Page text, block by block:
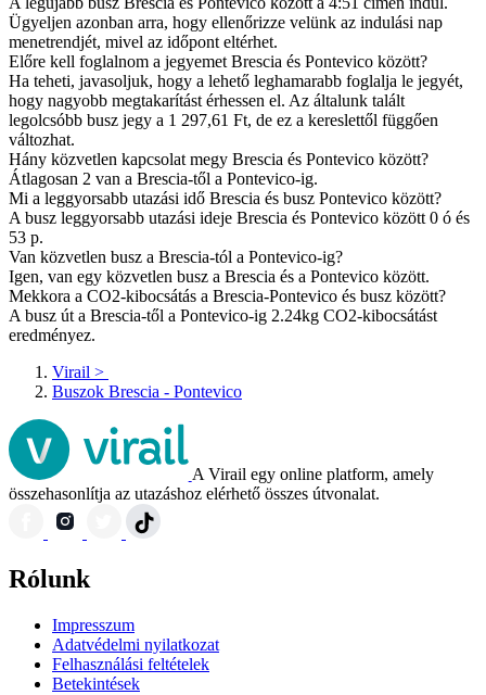
Ügyeljen azonban arra, hogy ellenőrizze velünk az indulási nap
menetrendjét, mivel az időpont eltérhet.
Előre kell foglalnom a jegyemet Brescia és Pontevico között?
Ha teheti, javasoljuk, hogy a lehető leghamarabb foglalja le jegyét,
hogy nagyobb megtakarítást érhessen el. Az általunk talált
legolcsóbb busz jegy a 1 297,61 Ft, de ez a kereslettől függően
változhat.
Hány közvetlen kapcsolat megy Brescia és Pontevico között?
Átlagosan 2 van a Brescia-től a Pontevico-ig.
Mi a leggyorsabb utazási idő Brescia és busz Pontevico között?
A busz leggyorsabb utazási ideje Brescia és Pontevico között 0 ó és
53 p.
Van közvetlen busz a Brescia-tól a Pontevico-ig?
Igen, van egy közvetlen busz a Brescia és a Pontevico között.
Mekkora a CO2-kibocsátás a Brescia-Pontevico és busz között?
A busz út a Brescia-től a Pontevico-ig 2.24kg CO2-kibocsátást
eredményez.
Virail >
Buszok Brescia - Pontevico
A Virail egy online platform, amely
összehasonlítja az utazáshoz elérhető összes útvonalat.
Rólunk
Impresszum
Adatvédelmi nyilatkozat
Felhasználási feltételek
Betekintések